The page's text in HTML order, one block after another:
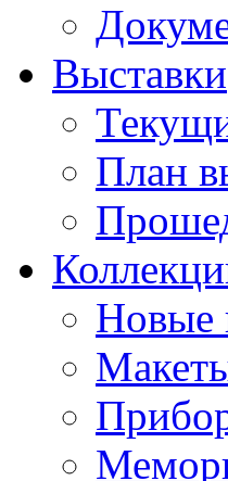
Выставки
План
Новые